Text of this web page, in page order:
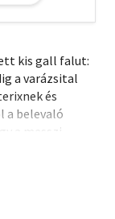
kis gall falut:
a varázsital
és
a belevaló
a messzi
Csakhogy